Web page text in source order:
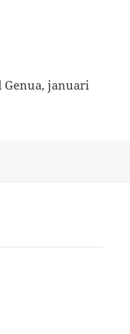
januari